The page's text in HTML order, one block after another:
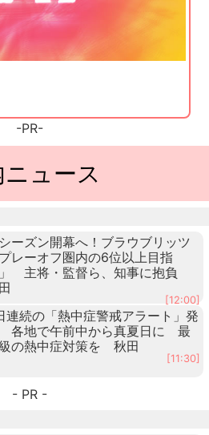
-PR-
ニュース
ーズン開幕へ！ブラウブリッツ
プレーオフ圏内の6位以上目指
主将・監督ら、知事に抱負
[12:00]
連続の「熱中症警戒アラート」発
各地で午前中から真夏日に 最
の熱中症対策を 秋田
[11:30]
- PR -